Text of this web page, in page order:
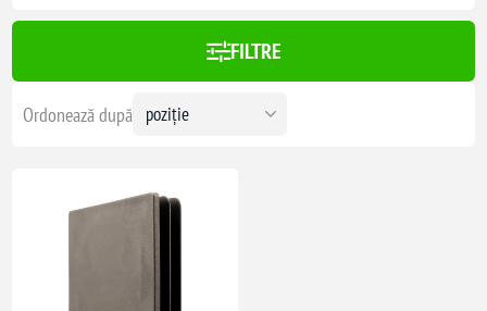
FILTRE
Ordonează după